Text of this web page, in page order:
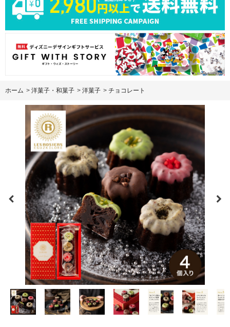
ホーム > 洋菓子・和菓子 > 洋菓子 > チョコレート